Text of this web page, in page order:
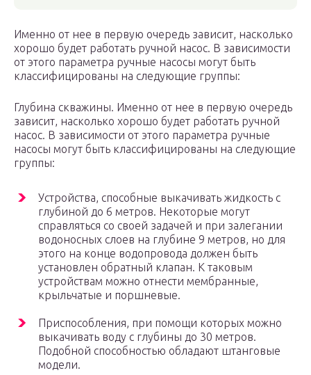
Именно от нее в первую очередь зависит, насколько
хорошо будет работать ручной насос. В зависимости
от этого параметра ручные насосы могут быть
классифицированы на следующие группы:
Глубина скважины. Именно от нее в первую очередь
зависит, насколько хорошо будет работать ручной
насос. В зависимости от этого параметра ручные
насосы могут быть классифицированы на следующие
группы:
Устройства, способные выкачивать жидкость с
глубиной до 6 метров. Некоторые могут
справляться со своей задачей и при залегании
водоносных слоев на глубине 9 метров, но для
этого на конце водопровода должен быть
установлен обратный клапан. К таковым
устройствам можно отнести мембранные,
крыльчатые и поршневые.
Приспособления, при помощи которых можно
выкачивать воду с глубины до 30 метров.
Подобной способностью обладают штанговые
модели.